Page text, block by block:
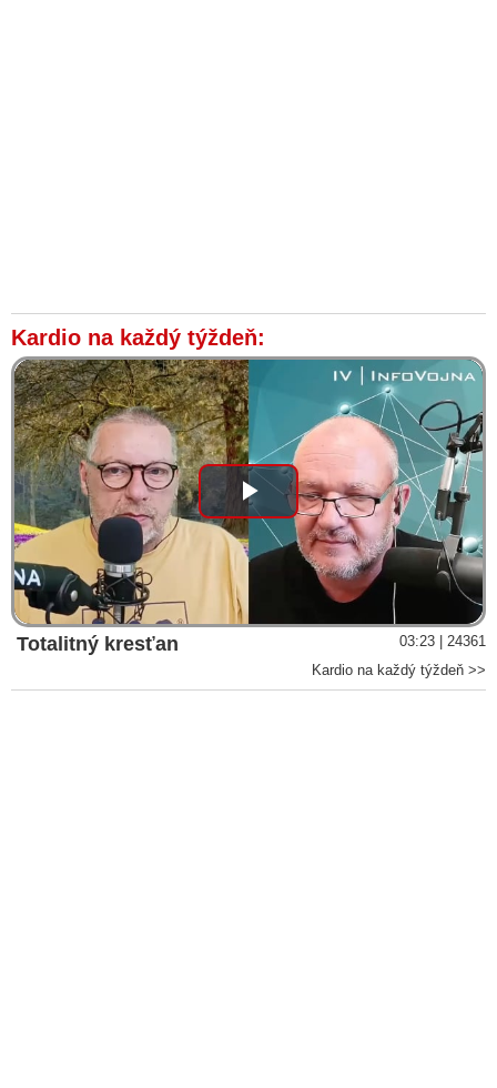
Kardio na každý týždeň:
Play
Video
Totalitný kresťan
03:23 | 24361
Kardio na každý týždeň >>